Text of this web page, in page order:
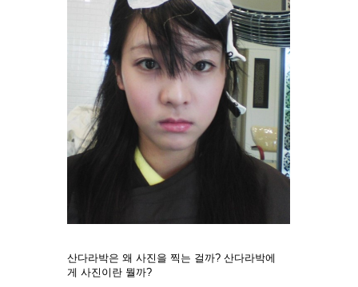
산다라박은 왜 사진을 찍는 걸까? 산다라박에
게 사진이란 뭘까?